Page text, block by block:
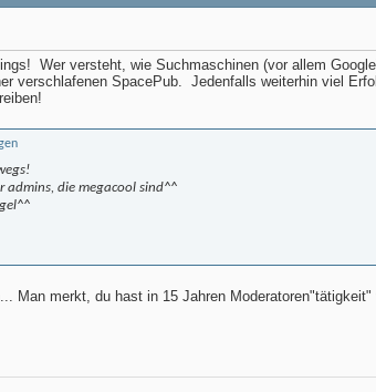
Wer versteht, wie Suchmaschinen (vor allem
verschlafenen SpacePub.
Jedenfalls weiterhin viel
admins, die megacool sind^^
Man merkt, du hast in 15 Jahren Moderatoren"tätigkeit"